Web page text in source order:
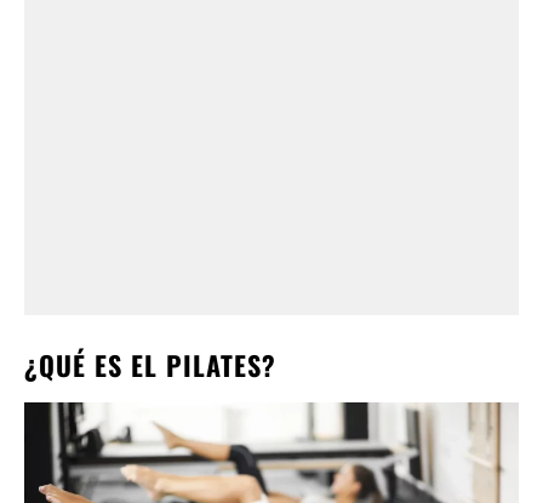
¿QUÉ ES EL PILATES?